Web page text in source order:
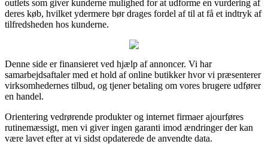
outlets som giver kunderne mulighed for at udforme en vurdering af
deres køb, hvilket ydermere bør drages fordel af til at få et indtryk af
tilfredsheden hos kunderne.
Denne side er finansieret ved hjælp af annoncer. Vi har
samarbejdsaftaler med et hold af online butikker hvor vi præsenterer
virksomhedernes tilbud, og tjener betaling om vores brugere udfører
en handel.
Orientering vedrørende produkter og internet firmaer ajourføres
rutinemæssigt, men vi giver ingen garanti imod ændringer der kan
være lavet efter at vi sidst opdaterede de anvendte data.